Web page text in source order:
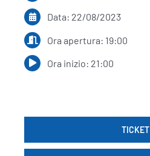
Data: 22/08/2023
Ora apertura: 19:00
Ora inizio: 21:00
TICKET